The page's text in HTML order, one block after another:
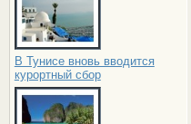
В Тунисе вновь вводится
курортный сбор